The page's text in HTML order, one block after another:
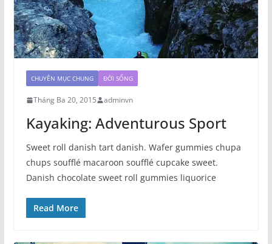
CHUYÊN MỤC CHUNG ĐỜI SỐNG
Tháng Ba 20, 2015 adminvn
Kayaking: Adventurous Sport
Sweet roll danish tart danish. Wafer gummies chupa
chups soufflé macaroon soufflé cupcake sweet.
Danish chocolate sweet roll gummies liquorice
Read More